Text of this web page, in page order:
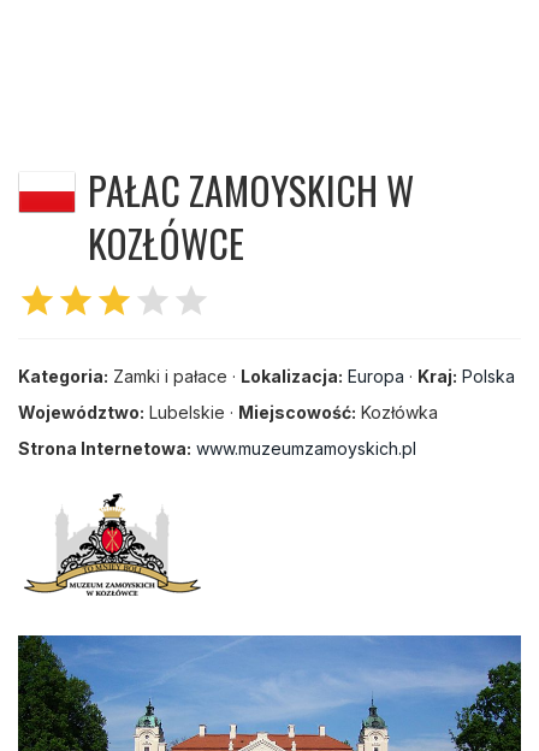
PAŁAC ZAMOYSKICH W
KOZŁÓWCE
starstarstar star star
Kategoria: Zamki i pałace · Lokalizacja: Europa · Kraj: Polska
Województwo: Lubelskie · Miejscowość: Kozłówka
Strona Internetowa: www.muzeumzamoyskich.pl